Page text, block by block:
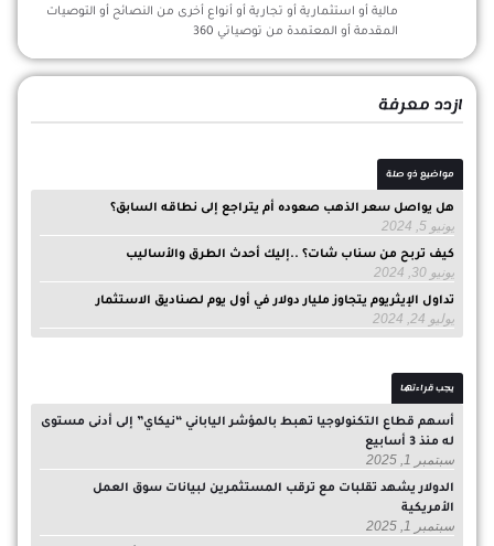
مالية أو استثمارية أو تجارية أو أنواع أخرى من النصائح أو التوصيات
المقدمة أو المعتمدة من توصياتي 360
ازدد معرفة
مواضيع ذو صلة
هل يواصل سعر الذهب صعوده أم يتراجع إلى نطاقه السابق؟
يونيو 5, 2024
كيف تربح من سناب شات؟ ..إليك أحدث الطرق والأساليب
يونيو 30, 2024
تداول الإيثريوم يتجاوز مليار دولار في أول يوم لصناديق الاستثمار
يوليو 24, 2024
يجب قراءتها
أسهم قطاع التكنولوجيا تهبط بالمؤشر الياباني “نيكاي” إلى أدنى مستوى
له منذ 3 أسابيع
سبتمبر 1, 2025
الدولار يشهد تقلبات مع ترقب المستثمرين لبيانات سوق العمل
الأمريكية
سبتمبر 1, 2025